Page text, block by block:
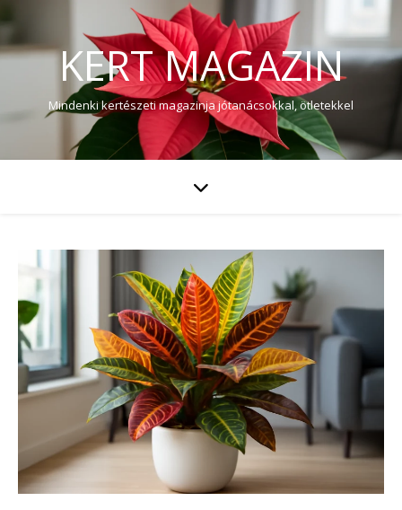
KERT MAGAZIN
Mindenki kertészeti magazinja jótanácsokkal, ötletekkel